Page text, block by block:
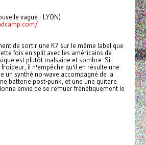
vague - LYON)
de sortir une K7 sur le même label que
fois en split avec les américains de
est plutôt malsaine et sombre. Si
il n'empêche qu'il en résulte une
un synthé no-wave accompagné de la
batterie post-punk, et une une guitare
envie de se remuer frénétiquement le